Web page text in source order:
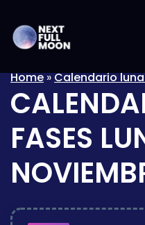
Home»Calendario
FASES